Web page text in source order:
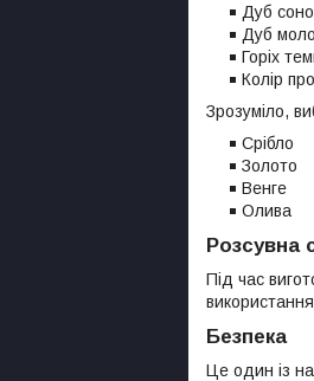
Дуб
Дуб
Горіх
Колір
Зрозуміло,
Срібло
Золото
Венге
Олива
Розсувна
Під час
Безпека
Це один із